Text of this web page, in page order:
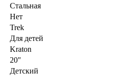
Стальная
Нет
Trek
Для детей
Kraton
20"
Детский